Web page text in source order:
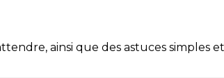
ainsi que des astuces simples